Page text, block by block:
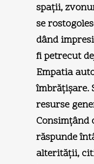
spaţii,
se
dând
fi petrecut
Empatia
îmbrăţişare.
resurse
Consimţând
răspunde
alterităţii,